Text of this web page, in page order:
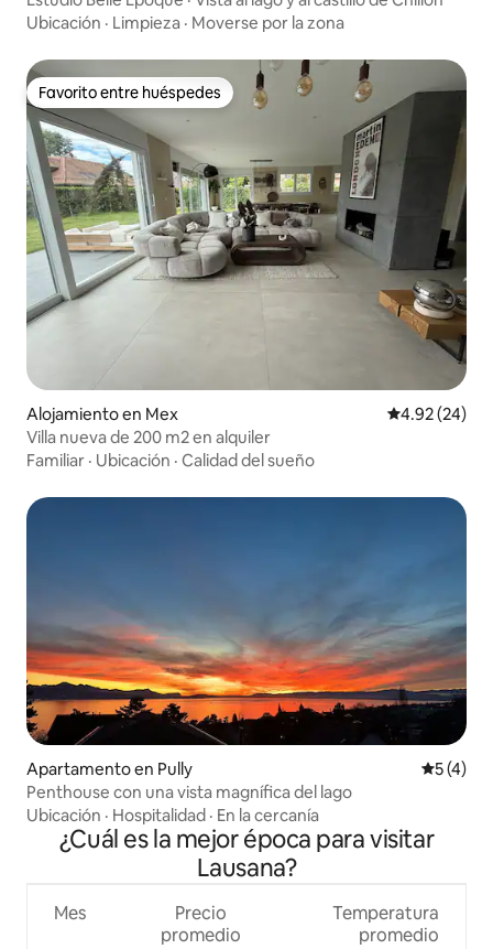
Ubicación · Limpieza · Moverse por la zona
Favorito entre huéspedes
Favorito entre huéspedes
Alojamiento en Mex Calificación
4.92 (24)
Villa nueva de 200 m2 en alquiler
Familiar · Ubicación · Calidad del sueño
Apartamento en Pully
5 (4)
Penthouse con una vista magnífica del lago
Ubicación · Hospitalidad · En la cercanía
¿Cuál es la mejor época para visitar
Lausana?
Mes
Precio
promedio
Temperatura
promedio